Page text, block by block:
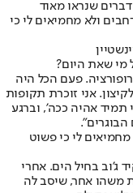
דברים שנראו מאוד
ולא מחמיאים לי כי
שאת היום?
פעם הכל היה
אני זוכרת תקופות
תמיד אהיה ככה', וברגע
לי כי פשוט
ג'וב בחיל הים. אחרי
משהו אחר, שיסב לה